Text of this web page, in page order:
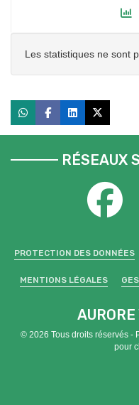
Les statistiques ne sont
RÉSEAUX
PROTECTION DES DONNÉES
MENTIONS LÉGALES
© 2026 Tous droits réservés -
pour